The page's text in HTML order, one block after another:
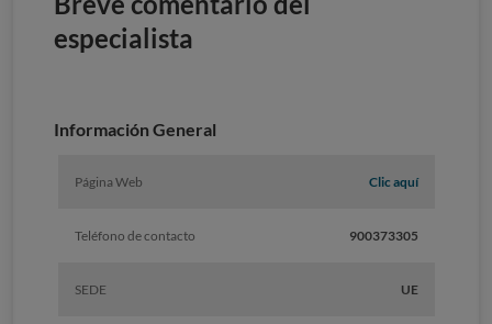
especialista
Información General
Página Web Clic aquí
Teléfono de contacto 900373305
SEDE UE